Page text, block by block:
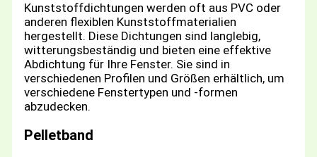
Kunststoffdichtungen werden oft aus PVC oder
anderen flexiblen Kunststoffmaterialien
hergestellt. Diese Dichtungen sind langlebig,
witterungsbeständig und bieten eine effektive
Abdichtung für Ihre Fenster. Sie sind in
verschiedenen Profilen und Größen erhältlich, um
verschiedene Fenstertypen und -formen
abzudecken.
Pelletband